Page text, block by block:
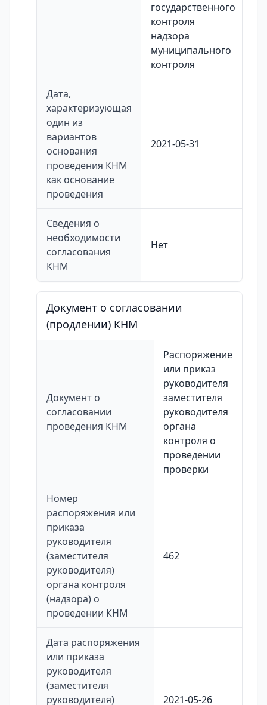
государственного
контроля
надзора
муниципального
контроля
Дата,
характеризующая
один из
вариантов
основания
проведения КНМ
как основание
проведения
2021-05-31
Сведения о
необходимости
согласования
КНМ
Нет
Документ о согласовании
(продлении) КНМ
Документ о
согласовании
проведения КНМ
Распоряжение
или приказ
руководителя
заместителя
руководителя
органа
контроля о
проведении
проверки
Номер
распоряжения или
приказа
руководителя
(заместителя
руководителя)
органа контроля
(надзора) о
проведении КНМ
462
Дата распоряжения
или приказа
руководителя
(заместителя
руководителя)
2021-05-26